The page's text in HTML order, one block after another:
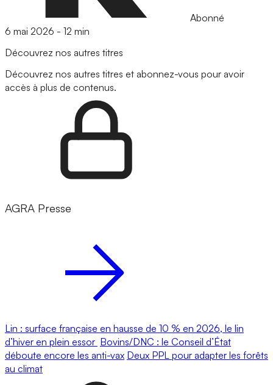
Abonné
6 mai 2026 - 12 min
Découvrez nos autres titres
Découvrez nos autres titres et abonnez-vous pour avoir
accès à plus de contenus.
AGRA Presse
Lin : surface française en hausse de 10 % en 2026, le lin
d’hiver en plein essor Bovins/DNC : le Conseil d’État
déboute encore les anti-vax Deux PPL pour adapter les forêts
au climat